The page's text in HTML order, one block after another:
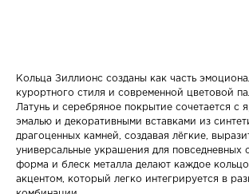
Кольца Зиллионс созданы как часть
курортного стиля и современной цветовой
Латунь и серебряное покрытие сочетается с
эмалью и декоративными вставками из
драгоценных камней, создавая лёгкие,
универсальные украшения для повседневных
форма и блеск металла делают каждое
акцентом, который легко интегрируется в